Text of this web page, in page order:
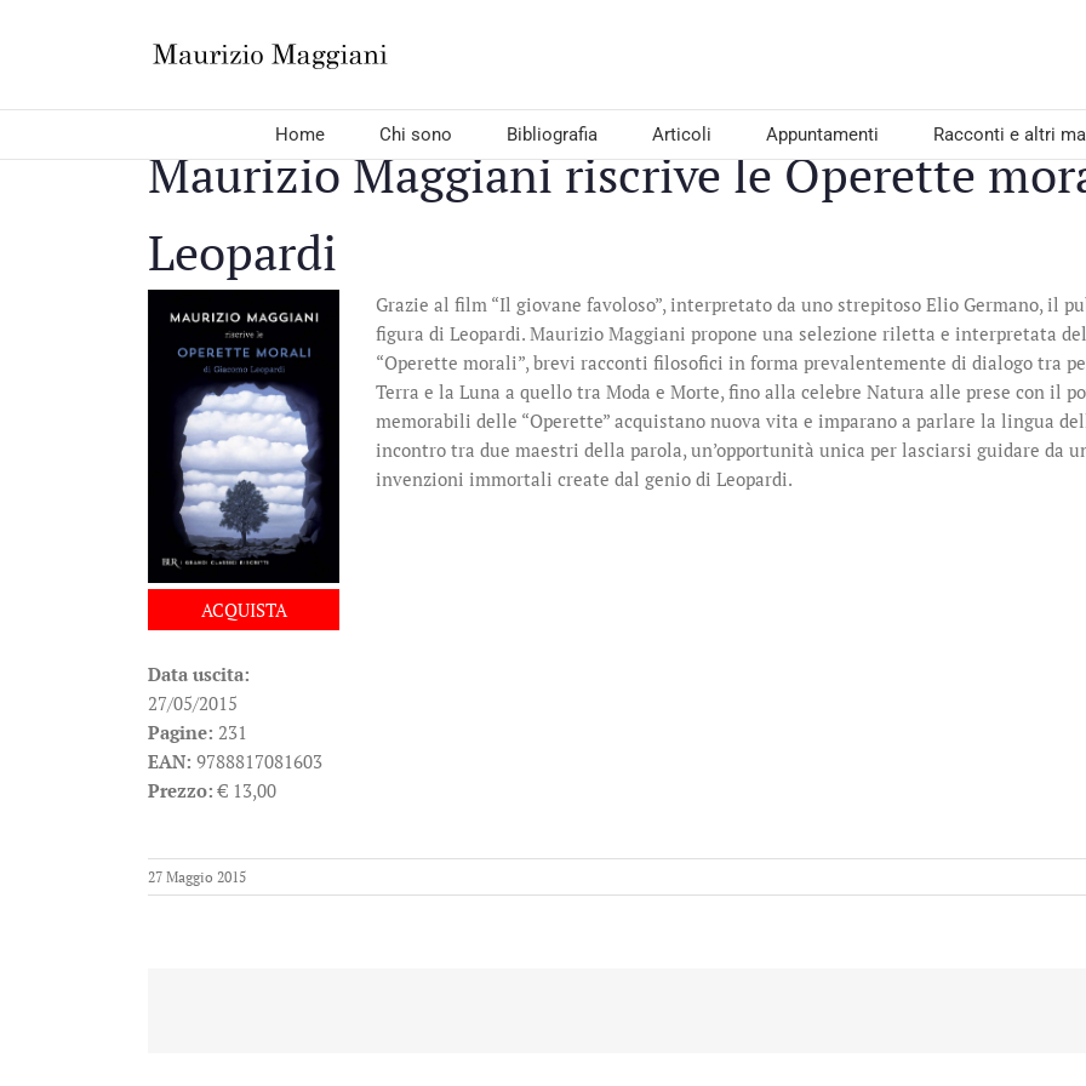
Home Chi sono Bibliografia Articoli Appuntamenti Racconti e altri
Maurizio Maggiani riscrive le Operette
Leopardi
ACQUISTA
Data uscita:
27/05/2015
Pagine: 231
EAN: 9788817081603
Prezzo: € 13,00
Grazie al film “Il giovane favoloso”, interpretato da uno strepitoso Elio Germano, il
figura di Leopardi. Maurizio Maggiani propone una selezione riletta e interpretata
“Operette morali”, brevi racconti filosofici in forma prevalentemente di dialogo tra
Terra e la Luna a quello tra Moda e Morte, fino alla celebre Natura alle prese con il
memorabili delle “Operette” acquistano nuova vita e imparano a parlare la lingua
incontro tra due maestri della parola, un’opportunità unica per lasciarsi guidare da
invenzioni immortali create dal genio di Leopardi.
27 Maggio 2015